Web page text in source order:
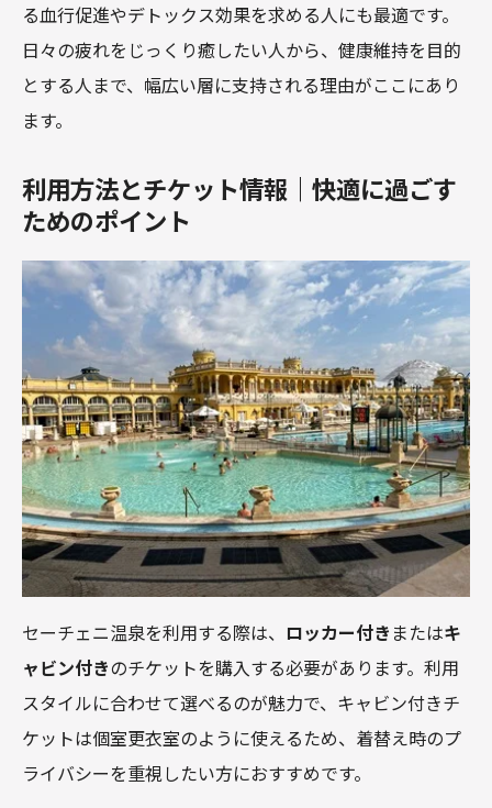
る血行促進やデトックス効果を求める人にも最適です。
日々の疲れをじっくり癒したい人から、健康維持を目的
とする人まで、幅広い層に支持される理由がここにあり
ます。
利用方法とチケット情報｜快適に過ごす
ためのポイント
セーチェニ温泉を利用する際は、 ロッカー付き またはキ
ャビン付きのチケットを購入する必要があります。利用
スタイルに合わせて選べるのが魅力で、キャビン付きチ
ケットは個室更衣室のように使えるため、着替え時のプ
ライバシーを重視したい方におすすめです。